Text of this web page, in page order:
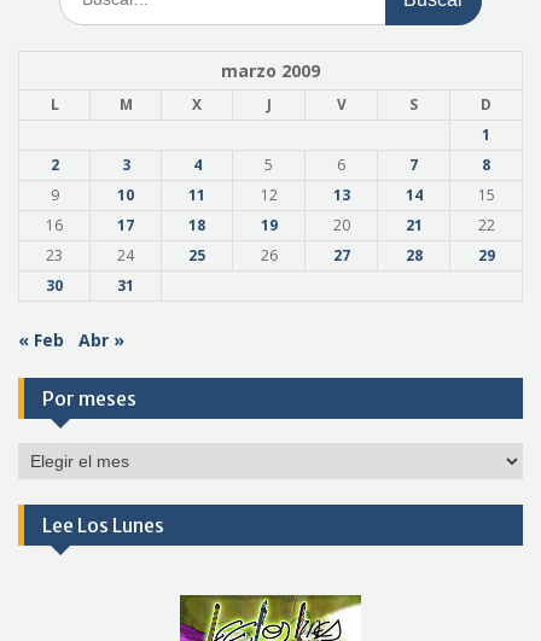
marzo 2009
L M X J V S
D
1
2
3 4 5 6 7
8
9
10 11 12 13 14
15
16
17 18 19 20 21
22
23
24 25 26 27 28
29
30
31
« Feb Abr »
Por meses
Por
Lee Los Lunes